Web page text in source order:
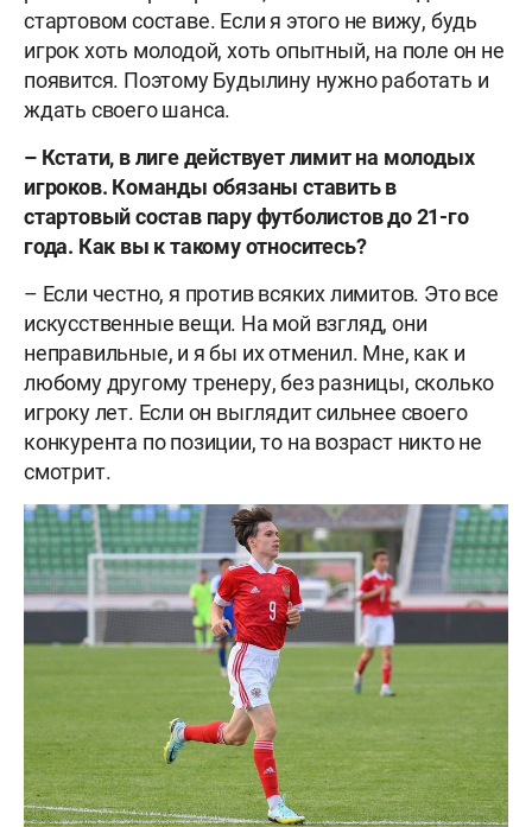
стартовом составе. Если я этого не вижу, будь
игрок хоть молодой, хоть опытный, на поле он не
появится. Поэтому Будылину нужно работать и
ждать своего шанса.
– Кстати, в лиге действует лимит на молодых
игроков. Команды обязаны ставить в
стартовый состав пару футболистов до 21-го
года. Как вы к такому относитесь?
– Если честно, я против всяких лимитов. Это все
искусственные вещи. На мой взгляд, они
неправильные, и я бы их отменил. Мне, как и
любому другому тренеру, без разницы, сколько
игроку лет. Если он выглядит сильнее своего
конкурента по позиции, то на возраст никто не
смотрит.